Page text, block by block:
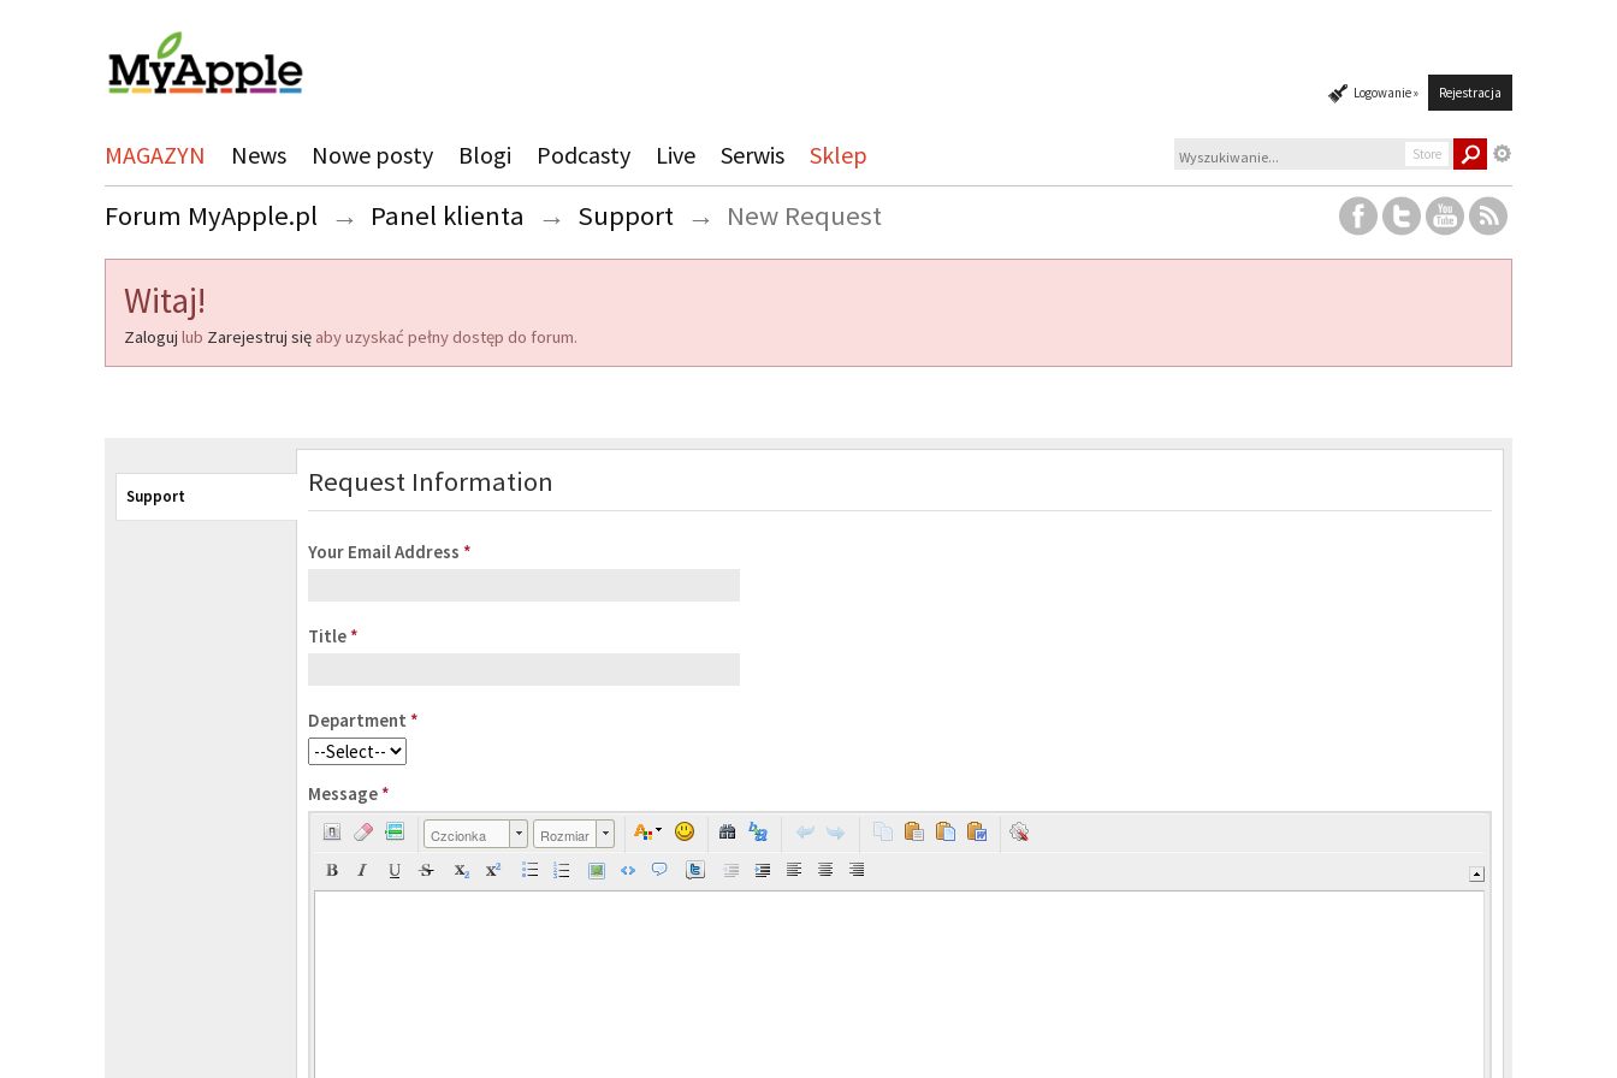
Logowanie » Rejestracja
MAGAZYN News Nowe posty Blogi Podcasty Live Serwis Sklep Store
Forum MyApple.pl → Panel klienta → Support → New Request
Witaj!
Zaloguj lub Zarejestruj się aby uzyskać pełny dostęp do forum.
Support Request Information
Your Email Address *
Title *
Department *
Message *
Czcionka Rozmiar